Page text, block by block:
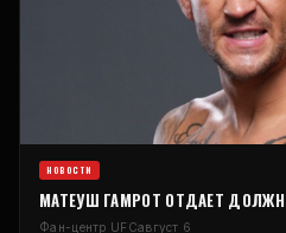
НОВОСТИ
МАТЕУШ ГАМРОТ ОТДАЕТ ДОЛЖНОЕ
Фан-центр UFCавгуст 6